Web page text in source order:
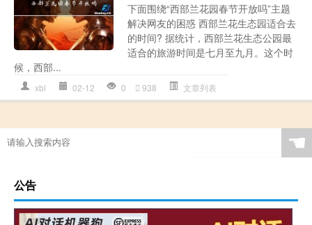
下面围绕“西部兰花园春节开放吗”主题
解决网友的困惑 西部兰花生态园适合去
的时间? 据统计，西部兰花生态公园最
适合的旅游时间是七月至九月。这个时
候，西部...
xbl 02-12 0 938 文章列表
☚
公告